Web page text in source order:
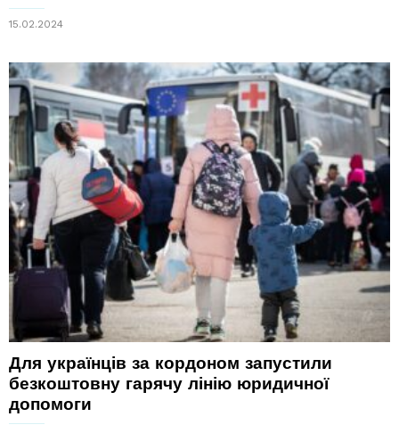
15.02.2024
Для українців за кордоном запустили
безкоштовну гарячу лінію юридичної
допомоги